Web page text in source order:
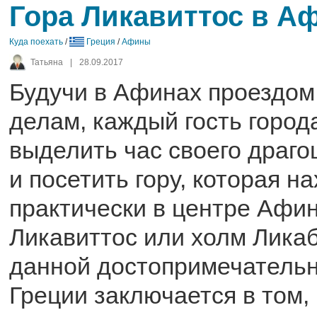
Гора Ликавиттос в
Куда поехать / Греция /Афины
Татьяна 28.09.2017
Будучи в Афинах
делам, каждый гость
выделить час своего
и посетить гору, которая
практически в центре
Ликавиттос или холм
данной
Греции заключается в